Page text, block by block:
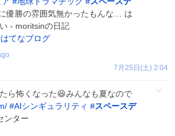
優勝の雰囲気無かったもんな… は
- moritsinの日記
はてなブログ
7月25日(土) 2:04
ら怖くなった😆みんなも夏なので
#AIシンギュラリティ #スペースデ
ンター